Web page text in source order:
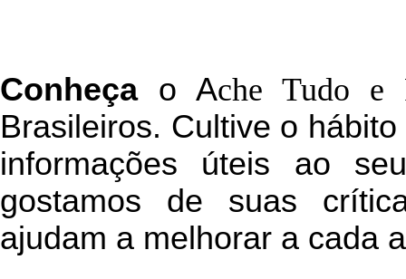
Conheçao Ache Tudo e
Brasileiros. Cultive o
informações úteis ao
gostamos de suas
ajudam a melhorar a cada